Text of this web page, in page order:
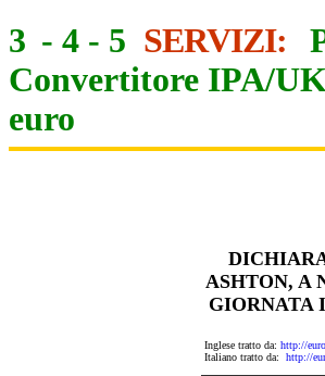
3 - 4 - 5 SERVIZI:
Convertitore IPA/
euro
ASHTON, A
GIORNATA
Inglese tratto da: http://
Italiano tratto da: http://